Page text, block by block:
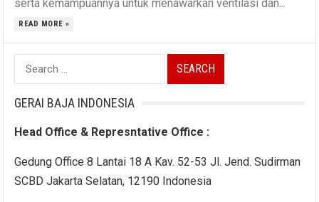
serta kemampuannya untuk menawarkan ventilasi dan...
READ MORE »
Search
for:
GERAI BAJA INDONESIA
Head Office & Represntative Office :
Gedung Office 8 Lantai 18 A Kav. 52-53 Jl. Jend. Sudirman
SCBD Jakarta Selatan, 12190 Indonesia